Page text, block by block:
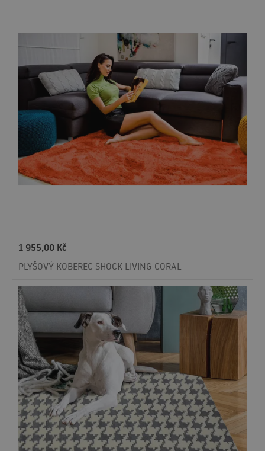
1 955,00 Kč
PLYŠOVÝ KOBEREC SHOCK LIVING CORAL